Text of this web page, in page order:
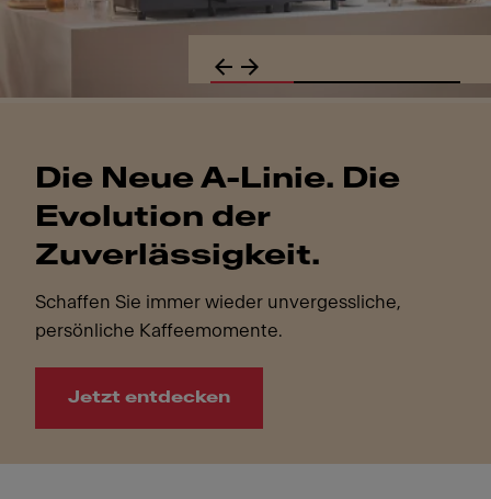
Die Neue A-Linie. Die
Evolution der
Zuverlässigkeit.
Schaffen Sie immer wieder unvergessliche,
persönliche Kaffeemomente.
Jetzt entdecken